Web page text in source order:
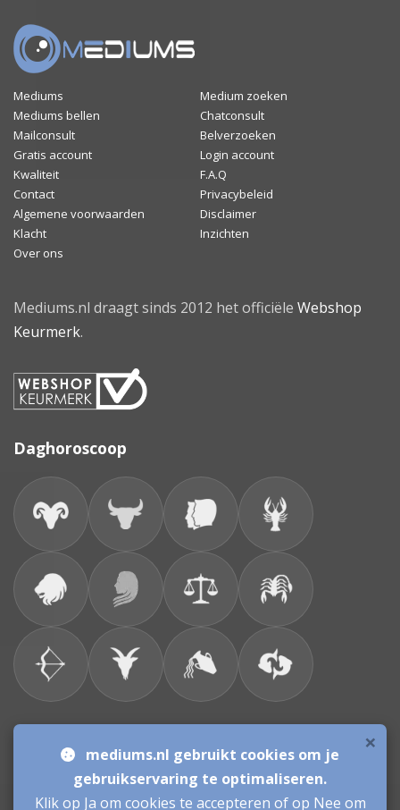
Mediums
Medium zoeken
Mediums bellen
Chatconsult
Mailconsult
Belverzoeken
Gratis account
Login account
Kwaliteit
F.A.Q
Contact
Privacybeleid
Algemene voorwaarden
Disclaimer
Klacht
Inzichten
Over ons
Mediums.nl draagt sinds 2012 het officiële Webshop
Keurmerk.
Daghoroscoop
Consulenten
×
mediums.nl gebruikt cookies om je
gebruikservaring te optimaliseren.
Klik op Ja om cookies te accepteren of op Nee om